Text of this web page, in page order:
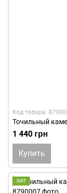
Код товара:
Точильный
1 440 грн
Купить
ХИТ